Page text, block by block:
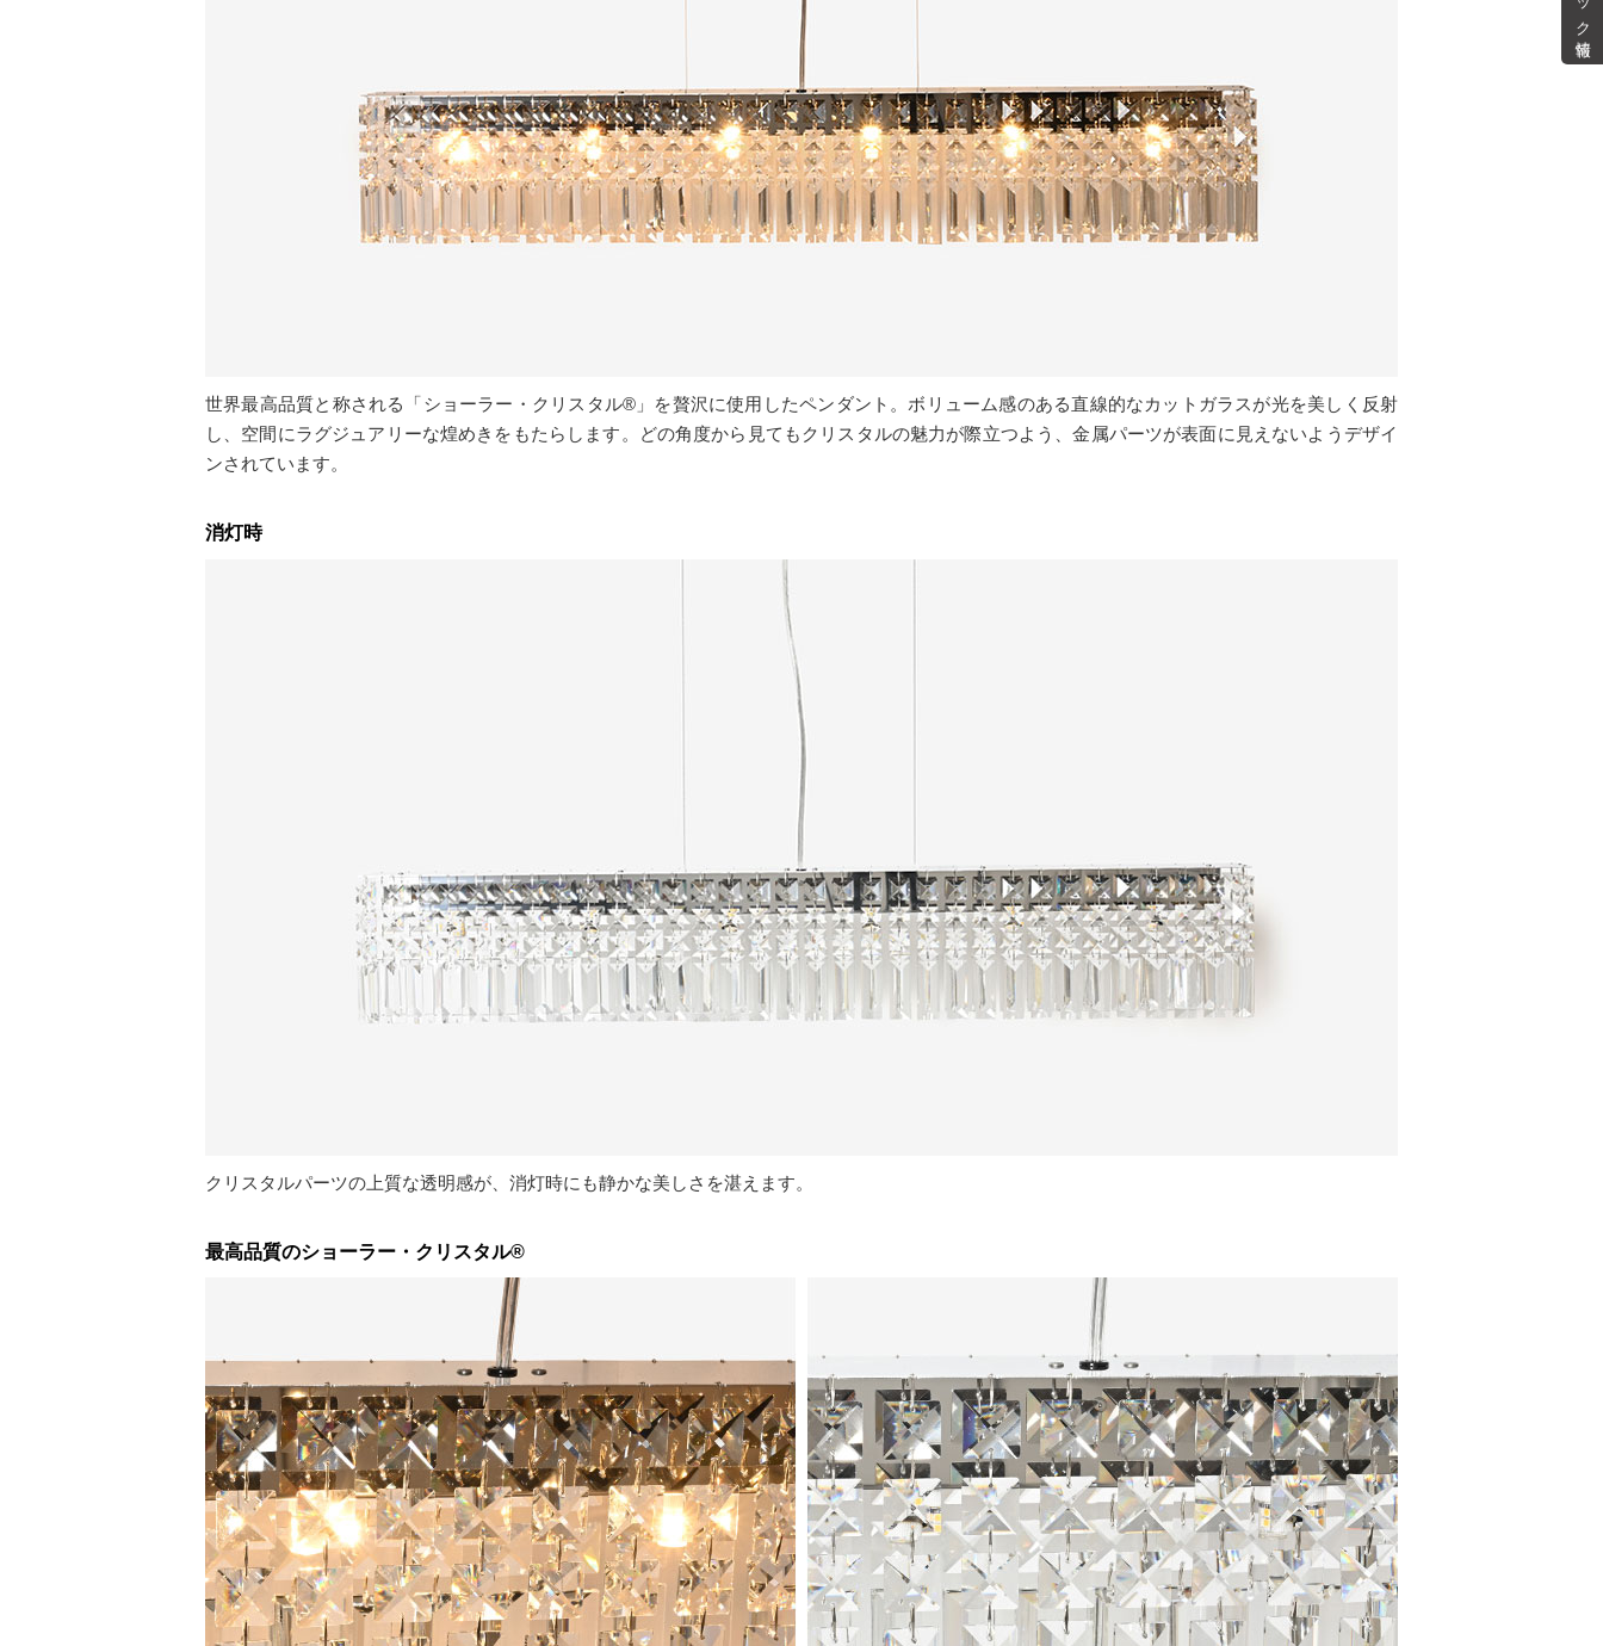
世界最高品質と称される「ショーラー・クリスタル®」を贅沢に使用したペンダント。ボリューム感のある直線的なカットガラスが光を美しく反射
し、空間にラグジュアリーな煌めきをもたらします。どの角度から見てもクリスタルの魅力が際立つよう、金属パーツが表面に見えないようデザイ
ンされています。
消灯時
クリスタルパーツの上質な透明感が、消灯時にも静かな美しさを湛えます。
最高品質のショーラー・クリスタル®